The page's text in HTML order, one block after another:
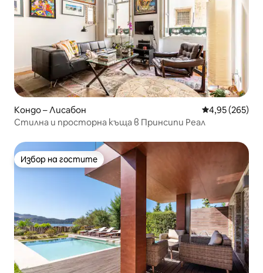
Кондо – Лисабон Средна
4,95 (265)
Стилна и просторна къща в Принсипи Реал
Избор на гостите
Избор на гостите